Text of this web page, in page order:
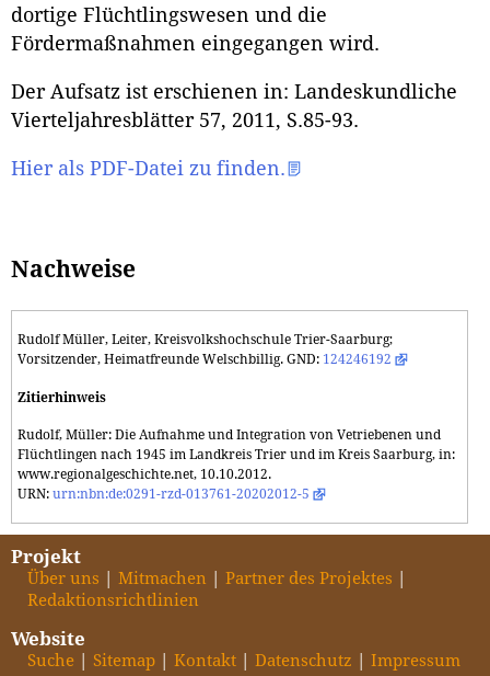
dortige Flüchtlingswesen und die
Fördermaßnahmen eingegangen wird.
Der Aufsatz ist erschienen in: Landeskundliche
Vierteljahresblätter 57, 2011, S.85-93.
Hier als PDF-Datei zu finden.
Nachweise
Rudolf Müller, Leiter, Kreisvolkshochschule Trier-Saarburg;
Vorsitzender, Heimatfreunde Welschbillig. GND: 124246192
Zitierhinweis
Rudolf, Müller: Die Aufnahme und Integration von Vetriebenen und
Flüchtlingen nach 1945 im Landkreis Trier und im Kreis Saarburg, in:
www.regionalgeschichte.net, 10.10.2012.
URN: urn:nbn:de:0291-rzd-013761-20202012-5
Projekt
Über uns Mitmachen
Partner des Projektes
Redaktionsrichtlinien
Website
Suche Sitemap Kontakt Datenschutz Impressum